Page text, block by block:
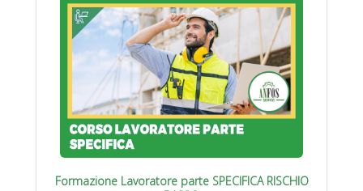
Formazione Lavoratore parte SPECIFICA RISCHIO